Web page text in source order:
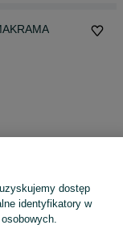
sznurka
dostęp
identyfikatory w